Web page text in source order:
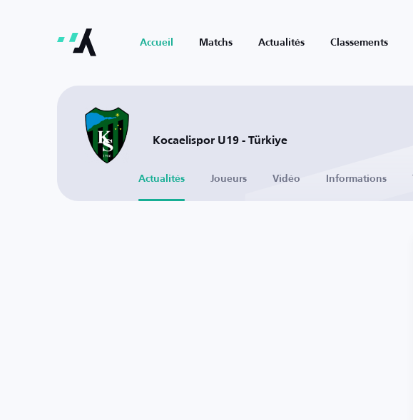
Accueil Matchs Actualités Classements
Kocaelispor U19 - Türkiye
Actualités Joueurs Vidéo Informations